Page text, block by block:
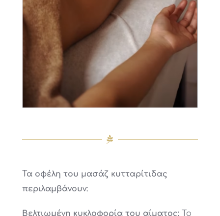
Τα οφέλη του μασάζ κυτταρίτιδας
περιλαμβάνουν:
Βελτιωμένη κυκλοφορία του αίματος:Το